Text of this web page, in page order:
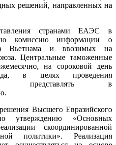
решений, направленных на
странами ЕАЭС в
комиссию информации о
Вьетнама и ввозимых на
Центральные таможенные
на сороковой день
в целях проведения
представлять в
Высшего Евразийского
утверждению «Основных
скоординированной
политики». Реализация